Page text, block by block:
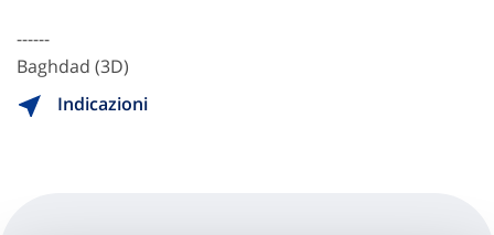
------
Baghdad (3D)
Indicazioni